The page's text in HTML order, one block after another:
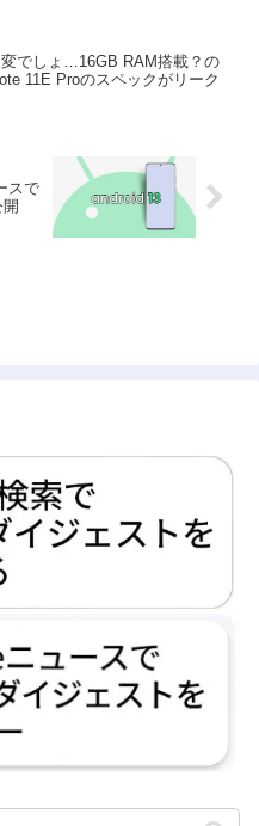
でしょ…16GB RAM搭載？の
11E Proのスペックがリーク
スで